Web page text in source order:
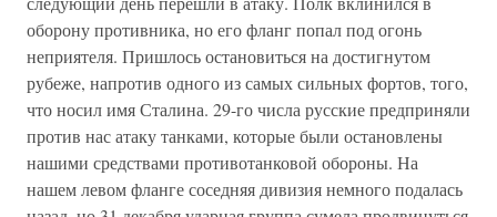
оборону противника, но его фланг попал под огонь
неприятеля. Пришлось остановиться на достигнутом
рубеже, напротив одного из самых сильных фортов, того,
что носил имя Сталина. 29-го числа русские предприняли
против нас атаку танками, которые были остановлены
нашими средствами противотанковой обороны. На
нашем левом фланге соседняя дивизия немного подалась